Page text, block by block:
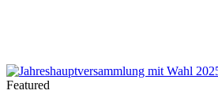
Featured